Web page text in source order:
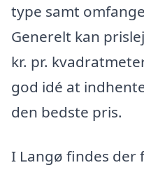
type samt
Generelt kan
kr. pr.
god idé at
den bedste pris.
I Langø findes der